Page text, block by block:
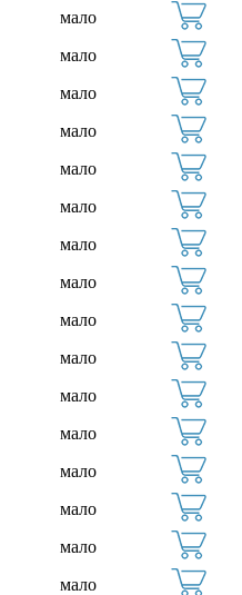
мало
мало
мало
мало
мало
мало
мало
мало
мало
мало
мало
мало
мало
мало
мало
мало